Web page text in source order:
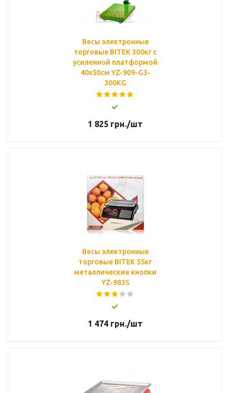
Весы электронные
торговые BITEK 300кг с
усиленной платформой
40х50см YZ-909-G3-
300KG
1 825 грн./шт
Весы электронные
торговые BITEK 55кг
металлические кнопки
YZ-983S
1 474 грн./шт